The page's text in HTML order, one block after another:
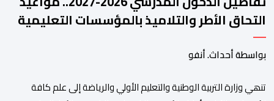
التحاق الأطر والتلاميذ بالمؤسسات التعليمية
بواسطة أحداث. أنفو
تنھي وزارة التربیة الوطنیة والتعلیم الأولي والریاضة إلى علم كافة